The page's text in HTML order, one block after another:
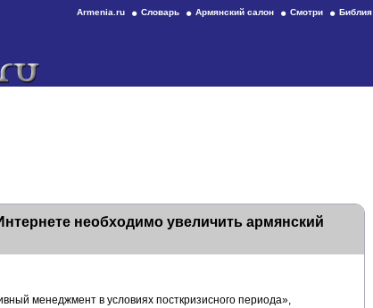
Armenia.ru Словарь Армянский салон Смотри Библия
необходимо увеличить армянский
менеджмент в условиях посткризисного периода»,